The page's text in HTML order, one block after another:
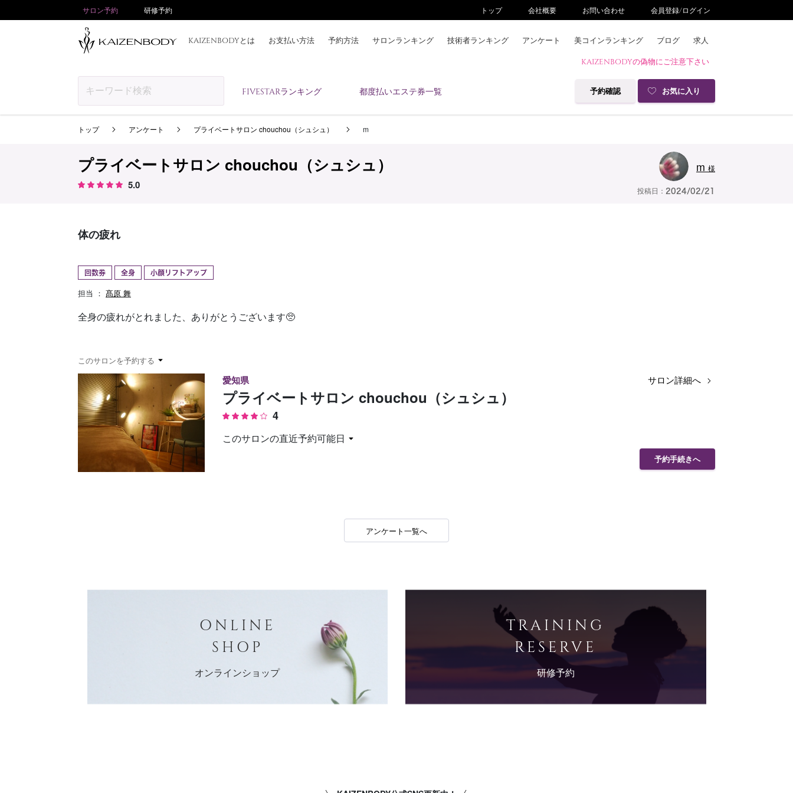
サロン予約 研修予約 トップ 会社概要 お問い合わせ 会員登録/ログイン
KAIZENBODYとは お支払い方法 予約方法 サロンランキング 技術者ランキング アンケート 美コインランキング ブログ 求人
KAIZENBODYの偽物にご注意下さい
FIVESTARランキング 都度払いエステ券一覧 予約確認 お気に入り
お支払い方法
予約方法
サロンランキング
アンケート
予約確認 お気に入り
トップ アンケート プライベートサロン chouchou（シュシュ） m
プライベートサロン chouchou（シュシュ）
5.0
m 様
投稿日： 2024/02/21
体の疲れ
回数券 全身 小顔リフトアップ
担当 ： 髙原 舞
全身の疲れがとれました、ありがとうございます🥺
このサロンを予約する
愛知県
プライベートサロン chouchou（シュシュ）
4
このサロンの直近予約可能日
サロン詳細へ
予約手続きへ
アンケート一覧へ
ONLINE
SHOP
オンラインショップ
TRAINING
RESERVE
研修予約